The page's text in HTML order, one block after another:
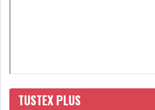
SECTEURS
TUSTEX PLUS